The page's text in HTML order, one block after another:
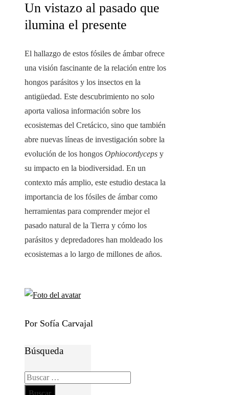
Un vistazo al pasado que
ilumina el presente
El hallazgo de estos fósiles de ámbar ofrece
una visión fascinante de la relación entre los
hongos parásitos y los insectos en la
antigüedad. Este descubrimiento no solo
aporta valiosa información sobre los
ecosistemas del Cretácico, sino que también
abre nuevas líneas de investigación sobre la
evolución de los hongos Ophiocordyceps y
su impacto en la biodiversidad. En un
contexto más amplio, este estudio destaca la
importancia de los fósiles de ámbar como
herramientas para comprender mejor el
pasado natural de la Tierra y cómo los
parásitos y depredadores han moldeado los
ecosistemas a lo largo de millones de años.
Por Sofía Carvajal
Búsqueda
Buscar: